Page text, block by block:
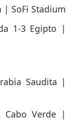
SoFi Stadium
1-3 Egipto |
Saudita |
Verde |